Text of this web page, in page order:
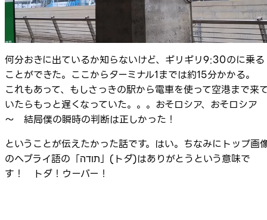
何分おきに出ているか知らないけど、ギリギリ9:30のに乗る
ことができた。ここからターミナル1までは約15分かかる。
これもあって、もしさっきの駅から電車を使って空港まで来
いたらもっと遅くなっていた。。。おそロシア、おそロシア
～ 結局僕の瞬時の判断は正しかった！
ということが伝えたかった話です。はい。ちなみにトップ画
のヘブライ語の「תודה」(トダ)はありがとうという意味で
す！ トダ！ウーバー！